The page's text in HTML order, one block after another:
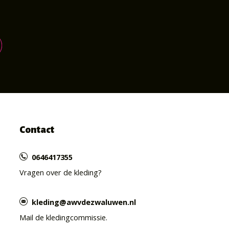
Contact
0646417355
Vragen over de kleding?
kleding@awvdezwaluwen.nl
Mail de kledingcommissie.